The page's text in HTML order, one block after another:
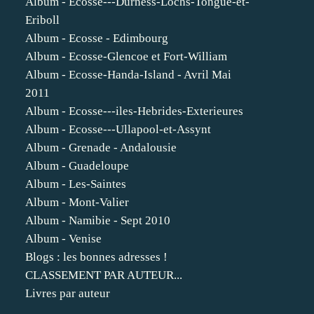
Eriboll
Album - Ecosse - Edimbourg
Album - Ecosse-Glencoe et Fort-William
Album - Ecosse-Handa-Island - Avril Mai
2011
Album - Ecosse---iles-Hebrides-Exterieures
Album - Ecosse---Ullapool-et-Assynt
Album - Grenade - Andalousie
Album - Guadeloupe
Album - Les-Saintes
Album - Mont-Valier
Album - Namibie - Sept 2010
Album - Venise
Blogs : les bonnes adresses !
CLASSEMENT PAR AUTEUR...
Livres par auteur